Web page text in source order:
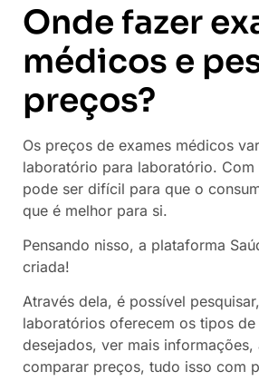
Onde fazer
médicos e
preços?
Os preços de exames médicos
laboratório para laboratório. Com
pode ser difícil para que o
que é melhor para si.
Pensando nisso, a plataforma
criada!
Através dela, é possível
laboratórios oferecem os tipos de
desejados, ver mais informações,
comparar preços, tudo isso com